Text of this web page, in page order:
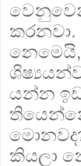
යන්න
මොනවද
කියලා